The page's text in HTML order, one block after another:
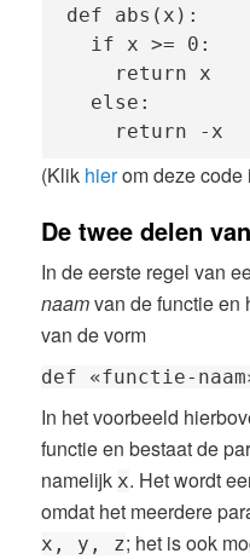
def abs(x):
if x >= 0:
    return x
else:
return -x   #
(Klik hierom deze code
De twee delen
In de eerste regel van
naamvan de functie en
van de vorm
def «functie-
In het voorbeeld
functie en bestaat de
namelijk x. Het wordt
omdat het meerdere
x, y, z; het is ook